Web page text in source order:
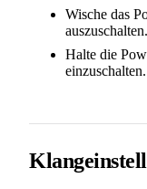
Wische das
auszuschalten.
Halte die
einzuschalten.